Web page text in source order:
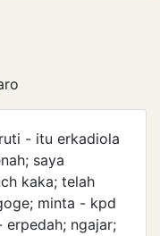
- itu erkadiola
saya
kaka; telah
minta - kpd
erpedah; ngajar;